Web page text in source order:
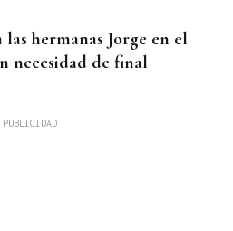
hermanas Jorge en el
necesidad de final